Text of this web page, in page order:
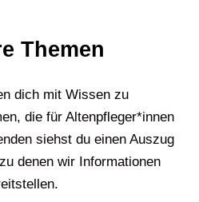
Themen
dich mit Wissen zu
die für Altenpfleger*innen
siehst du einen Auszug
denen wir Informationen